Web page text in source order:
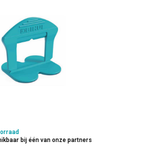
bij één van onze partners